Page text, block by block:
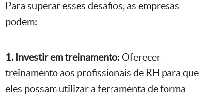
Para superar esses desafios, as empresas
podem:
1. Investir em treinamento: Oferecer
treinamento aos profissionais de RH para que
eles possam utilizar a ferramenta de forma